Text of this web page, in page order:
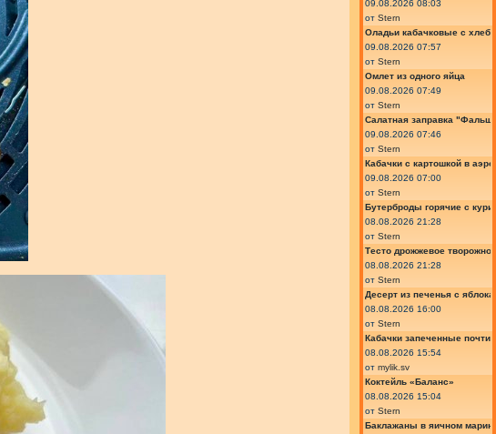
09.08.2026 08:03
от Stern
Оладьи кабачковые с
09.08.2026 07:57
от Stern
Омлет из одного яйца
09.08.2026 07:49
от Stern
Салатная заправка
09.08.2026 07:46
от Stern
Кабачки с картошкой в
09.08.2026 07:00
от Stern
Бутерброды горячие с
08.08.2026 21:28
от Stern
Тесто дрожжевое творожное
08.08.2026 21:28
от Stern
Десерт из печенья с
08.08.2026 16:00
от Stern
Кабачки запеченные
08.08.2026 15:54
от mylik.sv
Коктейль «Баланс»
08.08.2026 15:04
от Stern
Баклажаны в яичном